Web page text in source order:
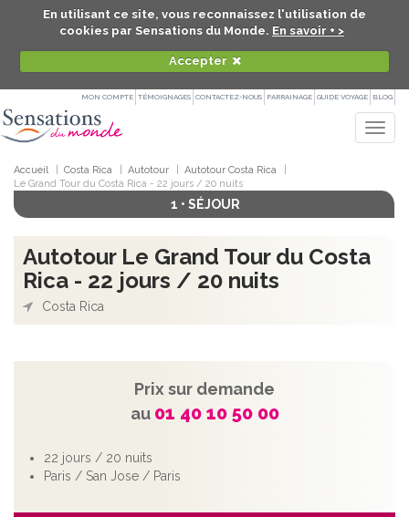
En utilisant ce site, vous reconnaissez l'utilisation de
cookies par Sensations du Monde. En savoir + >
Accepter
MON COMPTE TÉMOIGNAGES CONTACTEZ-NOUS PARRAINAGE GUIDE VOYAGE BLOG
Accueil Costa Rica Autotour
Autotour Costa Rica
Le Grand Tour du Costa Rica - 22 jours / 20 nuits
1 • SÉJOUR
Autotour Le Grand Tour du Costa
Rica - 22 jours / 20 nuits
Costa Rica
Prix sur demande
au 01 40 10 50 00
22 jours / 20 nuits
Paris / San Jose / Paris